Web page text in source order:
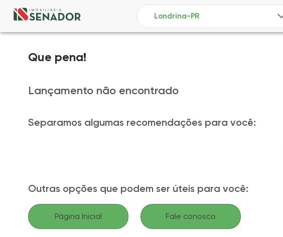
Que pena!
Lançamento não encontrado
Separamos algumas recomendações para você:
Outras opções que podem ser úteis para você:
Página Inicial Fale conosco